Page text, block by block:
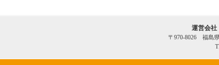
運営会
〒970-8026 福島